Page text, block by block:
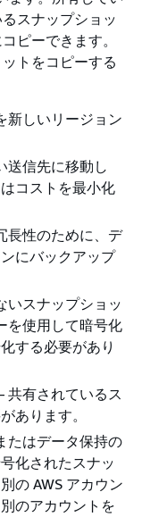
スナップショッ
ピーできます。
トをコピーする
しいリージョン
信先に移動し
コストを最小化
長性のために、デ
にバックアップ
スナップショッ
を使用して暗号化
する必要があり
有されているス
あります。
たはデータ保持の
化されたスナッ
の AWS アカウン
のアカウントを